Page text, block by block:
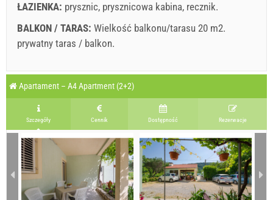
Wyślij zapytanie
ŁAZIENKA: prysznic, prysznicowa kabina, recznik.
BALKON / TARAS: Wielkość balkonu/tarasu 20 m2.
prywatny taras / balkon.
A3 Apartment (4+1) : Prices 2026 EUR
Nr. Osób
31 sie 2026
1 wrz 2026
1 paź 2026
1 - 4
285.71 EUR
200.00 EUR
min. Nocy
5
5
Wyjaśnienie: daty na czerwonym tle są zarezerwowane.
2026
PN WT ŚR CZ PT SO N
1
2
4 5 7 8
9
10
11 12 13 14 15
16
Pola oznaczone gwiazdką (*) są obowiązkowe!
Apartament – A4 Apartment (2+2)
Szczegóły Cennik Dostępność Rezerwacje